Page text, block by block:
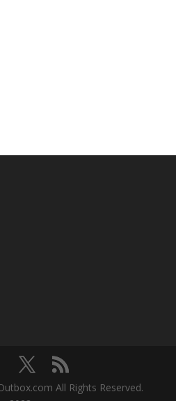
All Rights Reserved.